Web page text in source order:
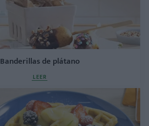
Banderillas de plátano
LEER